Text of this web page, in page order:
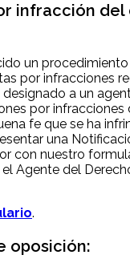
infracción del
un
por infracciones
a un
por infracciones
fe que se ha
una
con nuestro
Agente del
.
oposición: